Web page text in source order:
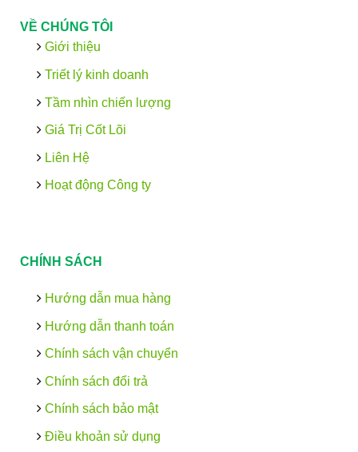
VỀ CHÚNG TÔI
Giới thiệu
Triết lý kinh doanh
Tầm nhìn chiến lượng
Giá Trị Cốt Lõi
Liên Hệ
Hoạt động Công ty
CHÍNH SÁCH
Hướng dẫn mua hàng
Hướng dẫn thanh toán
Chính sách vận chuyển
Chính sách đổi trả
Chính sách bảo mật
Điều khoản sử dụng